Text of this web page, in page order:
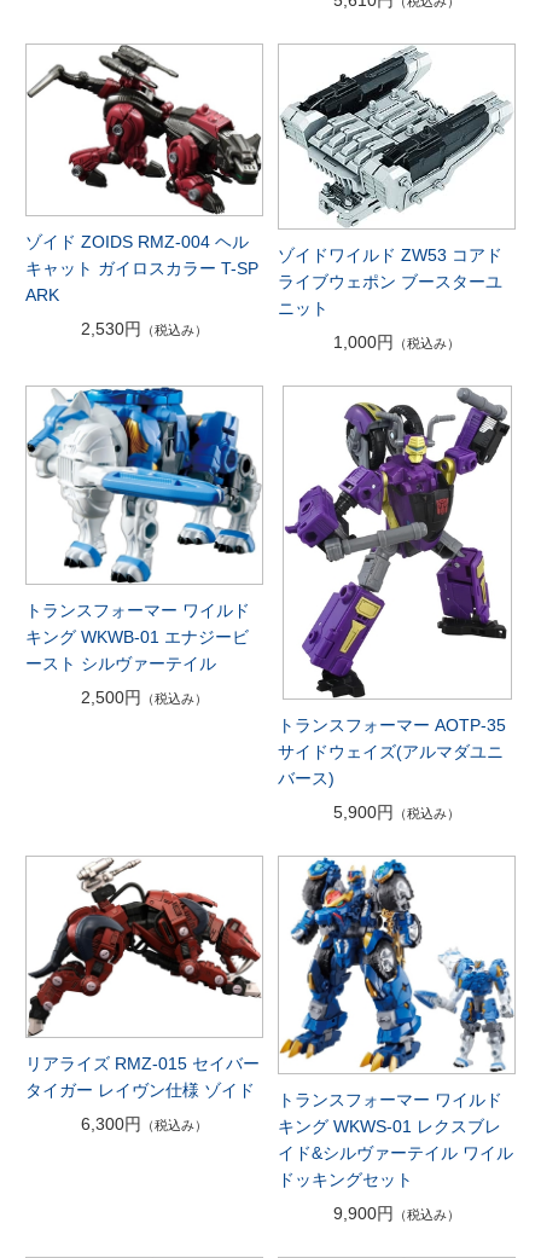
ゾイド ZOIDS RMZ-004 ヘル
キャット ガイロスカラー T-SP
ARK
2,530円
（税込み）
ゾイドワイルド ZW53 コアド
ライブウェポン ブースターユ
ニット
1,000円
（税込み）
トランスフォーマー ワイルド
キング WKWB-01 エナジービ
ースト シルヴァーテイル
2,500円
（税込み）
トランスフォーマー AOTP-35
サイドウェイズ(アルマダユニ
バース)
5,900円
（税込み）
リアライズ RMZ-015 セイバー
タイガー レイヴン仕様 ゾイド
6,300円
（税込み）
トランスフォーマー ワイルド
キング WKWS-01 レクスブレ
イド&シルヴァーテイル ワイル
ドッキングセット
9,900円
（税込み）